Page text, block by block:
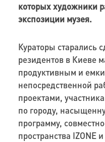
которых художники
экспозиции музея.
Кураторы старались
резидентов в Киеве
продуктивным и
непосредственной
проектами,
по городу,
программу,
пространства IZONE